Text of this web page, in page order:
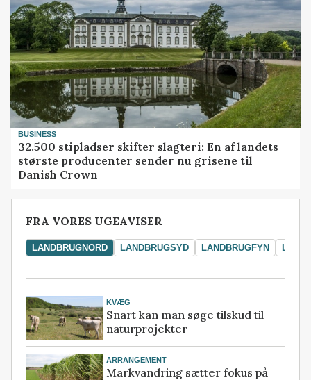
BUSINESS
32.500 stipladser skifter slagteri: En af landets
største producenter sender nu grisene til
Danish Crown
FRA VORES UGEAVISER
LANDBRUGNORD LANDBRUGSYD LANDBRUGFYN
KVÆG
Snart kan man søge tilskud til
naturprojekter
ARRANGEMENT
Markvandring sætter fokus på